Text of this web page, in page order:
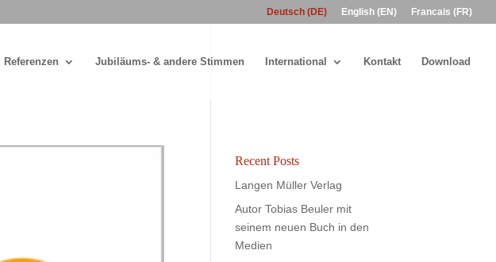
Deutsch (DE) English (EN) Francais (FR)
Referenzen Jubiläums- & andere Stimmen International Kontakt Download
Recent Posts
Langen Müller Verlag
Autor Tobias Beuler mit
seinem neuen Buch in den
Medien